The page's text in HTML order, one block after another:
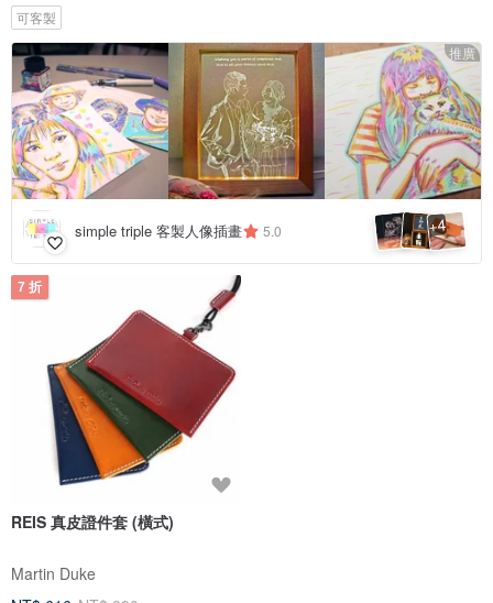
可客製
推廣
simple triple 客製人像插畫 5.0 +4
7 折
REIS 真皮證件套 (橫式)
Martin Duke